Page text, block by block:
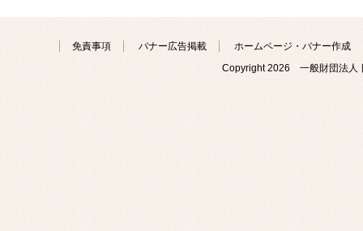
免責事項 バナー広告掲載
ホームページ・バナー作成
Copyright2026 一般財団法人